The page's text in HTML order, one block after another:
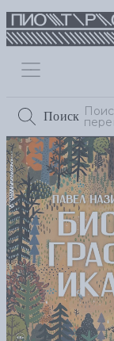
Поиск